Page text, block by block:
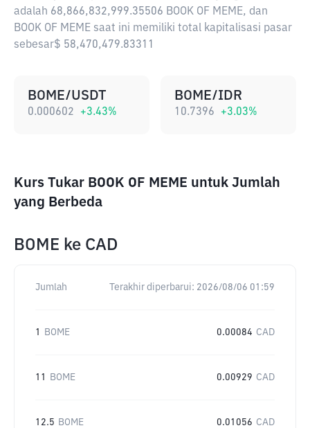
adalah 68,866,832,999.35506 BOOK OF MEME, dan
BOOK OF MEME saat ini memiliki total kapitalisasi pasar
sebesar$ 58,470,479.83311
BOME/USDT
0.000602 +3.43%
BOME/IDR
10.7396 +3.03%
Kurs Tukar BOOK OF MEME untuk Jumlah
yang Berbeda
BOME ke CAD
Jumlah Terakhir diperbarui: 2026/08/06 01:59
1 BOME 0.00084 CAD
11 BOME 0.00929 CAD
12.5 BOME 0.01056 CAD